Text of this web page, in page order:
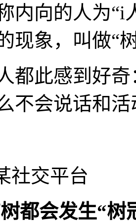
内向的人为“i
现象，叫做“
都此感到好
不会说话和
社交平台
都会发生“树